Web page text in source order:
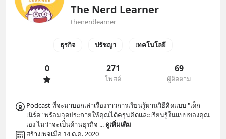
The Nerd Learner
thenerdlearner
ธุรกิจ ปรัชญา เทคโนโลยี
0 271
โพสต์
69
ผู้ติดตาม
Podcast ที่จะมาบอกเล่าเรื่องราวการเรียนรู้ผ่านวิธีคิดแบบ "เด็ก
เนิร์ด" พร้อมจุดประกายให้คุณได้ครุ่นคิดและเรียนรู้ในแบบของคุณ
เอง ไม่ว่าจะเป็นด้านธุรกิจ ... ดูเพิ่มเติม
สร้างเพจเมื่อ 14 ต.ค. 2020